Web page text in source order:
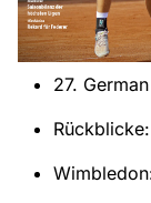
27.